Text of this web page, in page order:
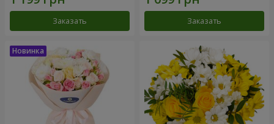
Заказать Заказать